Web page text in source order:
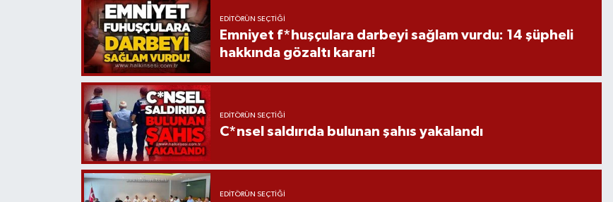
EDITÖRÜN SEÇTIĞI
Emniyet f*huşçulara darbeyi sağlam vurdu: 14 şüpheli
hakkında gözaltı kararı!
EDITÖRÜN SEÇTIĞI
C*nsel saldırıda bulunan şahıs yakalandı
EDITÖRÜN SEÇTIĞI